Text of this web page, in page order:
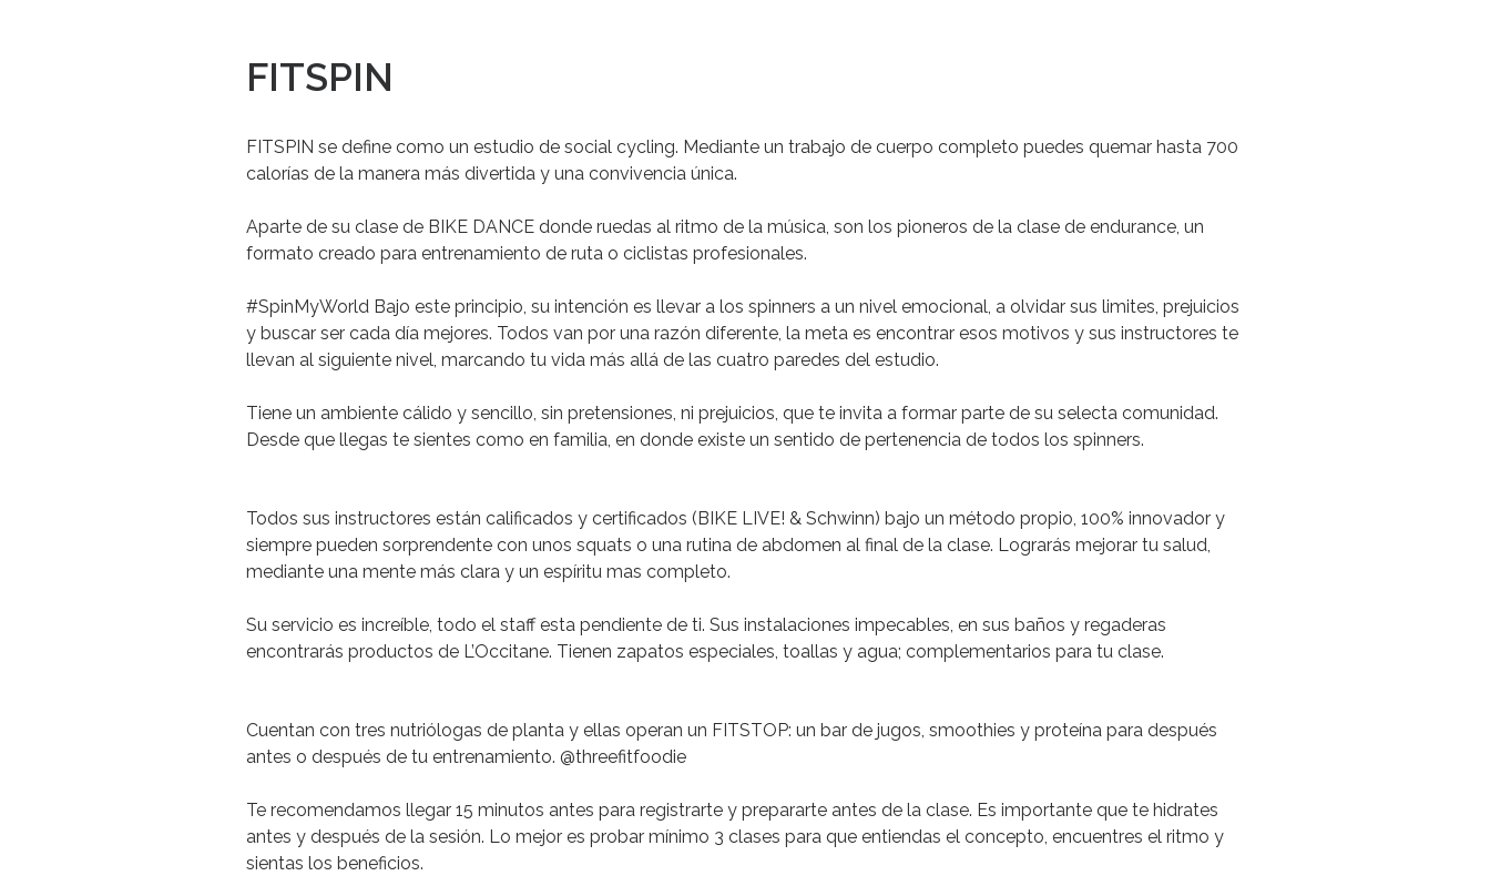
FITSPIN
FITSPIN se define como un estudio de social cycling. Mediante un trabajo de cuerpo completo puedes quemar hasta 700
calorías de la manera más divertida y una convivencia única.
Aparte de su clase de BIKE DANCE donde ruedas al ritmo de la música, son los pioneros de la clase de endurance, un
formato creado para entrenamiento de ruta o ciclistas profesionales.
#SpinMyWorld Bajo este principio, su intención es llevar a los spinners a un nivel emocional, a olvidar sus limites, prejuicios
y buscar ser cada día mejores. Todos van por una razón diferente, la meta es encontrar esos motivos y sus instructores te
llevan al siguiente nivel, marcando tu vida más allá de las cuatro paredes del estudio.
Tiene un ambiente cálido y sencillo, sin pretensiones, ni prejuicios, que te invita a formar parte de su selecta comunidad.
Desde que llegas te sientes como en familia, en donde existe un sentido de pertenencia de todos los spinners.
Todos sus instructores están calificados y certificados (BIKE LIVE! & Schwinn) bajo un método propio, 100% innovador y
siempre pueden sorprendente con unos squats o una rutina de abdomen al final de la clase. Lograrás mejorar tu salud,
mediante una mente más clara y un espíritu mas completo.
Su servicio es increíble, todo el staff esta pendiente de ti. Sus instalaciones impecables, en sus baños y regaderas
encontrarás productos de L’Occitane. Tienen zapatos especiales, toallas y agua; complementarios para tu clase.
Cuentan con tres nutriólogas de planta y ellas operan un FITSTOP: un bar de jugos, smoothies y proteína para después
antes o después de tu entrenamiento. @threefitfoodie
Te recomendamos llegar 15 minutos antes para registrarte y prepararte antes de la clase. Es importante que te hidrates
antes y después de la sesión. Lo mejor es probar mínimo 3 clases para que entiendas el concepto, encuentres el ritmo y
sientas los beneficios.